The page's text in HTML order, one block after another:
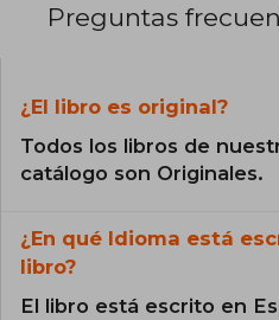
Preguntas
¿El libro es original?
Todos los libros de
catálogo son Originales.
¿En qué Idioma está
libro?
El libro está escrito en